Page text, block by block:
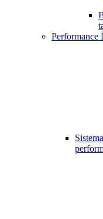
Performance 1